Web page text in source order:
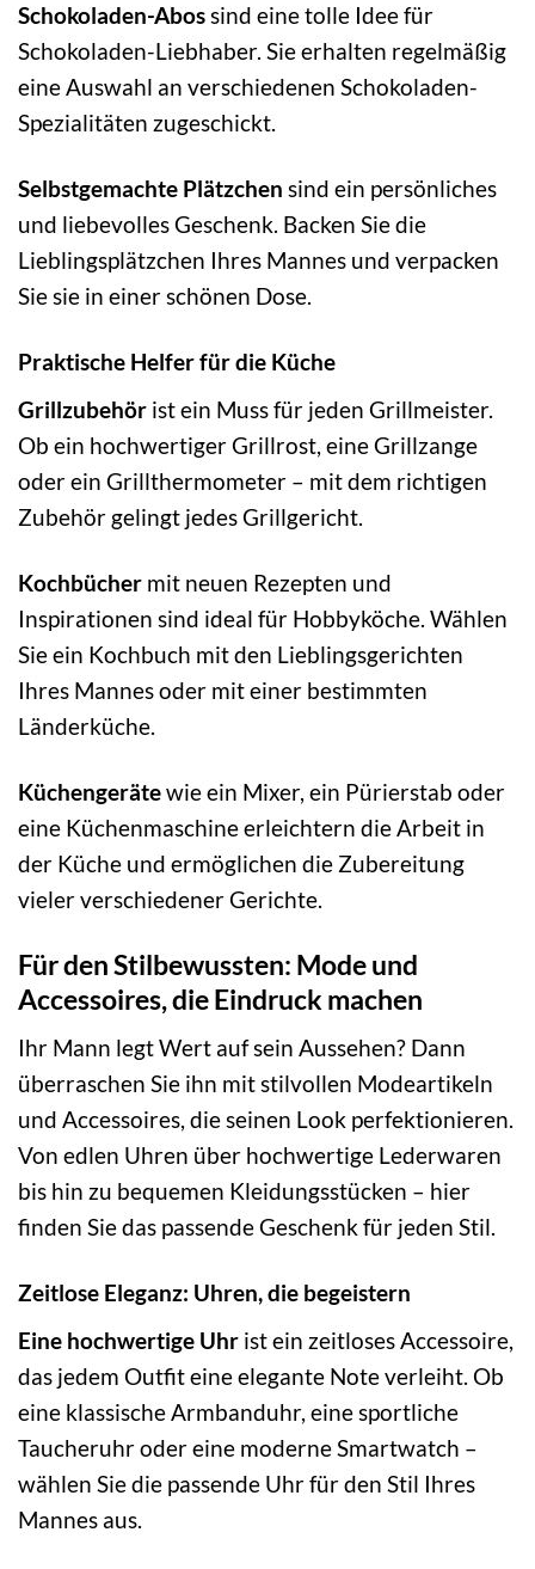
Schokoladen-Abossind eine tolle Idee für
Schokoladen-Liebhaber. Sie erhalten regelmäßig
eine Auswahl an verschiedenen Schokoladen-
Spezialitäten zugeschickt.
Selbstgemachte Plätzchen sind ein persönliches
und liebevolles Geschenk. Backen Sie die
Lieblingsplätzchen Ihres Mannes und verpacken
Sie sie in einer schönen Dose.
Praktische Helfer für die Küche
Grillzubehör ist ein Muss für jeden Grillmeister.
Ob ein hochwertiger Grillrost, eine Grillzange
oder ein Grillthermometer – mit dem richtigen
Zubehör gelingt jedes Grillgericht.
Kochbücher mit neuen Rezepten und
Inspirationen sind ideal für Hobbyköche. Wählen
Sie ein Kochbuch mit den Lieblingsgerichten
Ihres Mannes oder mit einer bestimmten
Länderküche.
Küchengerätewie ein Mixer, ein Pürierstab oder
eine Küchenmaschine erleichtern die Arbeit in
der Küche und ermöglichen die Zubereitung
vieler verschiedener Gerichte.
Für den Stilbewussten: Mode und
Accessoires, die Eindruck machen
Ihr Mann legt Wert auf sein Aussehen? Dann
überraschen Sie ihn mit stilvollen Modeartikeln
und Accessoires, die seinen Look perfektionieren.
Von edlen Uhren über hochwertige Lederwaren
bis hin zu bequemen Kleidungsstücken – hier
finden Sie das passende Geschenk für jeden Stil.
Zeitlose Eleganz: Uhren, die begeistern
Eine hochwertige Uhr ist ein zeitloses Accessoire,
das jedem Outfit eine elegante Note verleiht. Ob
eine klassische Armbanduhr, eine sportliche
Taucheruhr oder eine moderne Smartwatch –
wählen Sie die passende Uhr für den Stil Ihres
Mannes aus.